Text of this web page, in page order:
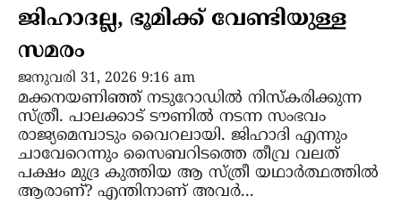
ജിഹാദല്ല, ഭൂമിക്ക് വേണ്ടിയുള്ള
സമരം
ജനുവരി 31, 2026 9:16 am
മക്കനയണിഞ്ഞ് നടുറോഡിൽ നിസ്കരിക്കുന്ന
സ്ത്രീ. പാലക്കാട് ടൗണിൽ നടന്ന സംഭവം
രാജ്യമെമ്പാടും വൈറലായി. ജിഹാദി എന്നും
ചാവേറെന്നും സൈബറിടത്തെ തീവ്ര വലത്
പക്ഷം മുദ്ര കുത്തിയ ആ സ്ത്രീ യഥാർത്ഥത്തിൽ
ആരാണ്? എന്തിനാണ് അവർ...